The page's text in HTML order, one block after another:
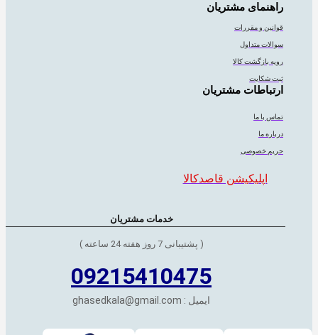
راهنمای مشتریان
قوانین و مقررات
سوالات متداول
رویه بازگشت کالا
ثبت شکایت
ارتباطات مشتریان
تماس با ما
درباره ما
حریم خصوصی
اپلیکیشن قاصدکالا
خدمات مشتریان
( پشتیبانی 7 روز هفته 24 ساعته )
09215410475
ایمیل : ghasedkala@gmail.com